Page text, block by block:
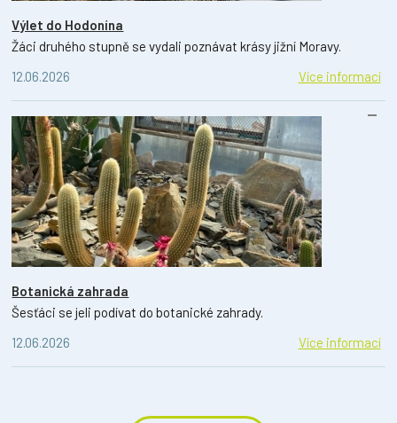
Výlet do Hodonína
Žáci druhého stupně se vydali poznávat krásy jižní Moravy.
12.06.2026
Více informací
Botanická zahrada
Šesťáci se jeli podívat do botanické zahrady.
12.06.2026
Více informací